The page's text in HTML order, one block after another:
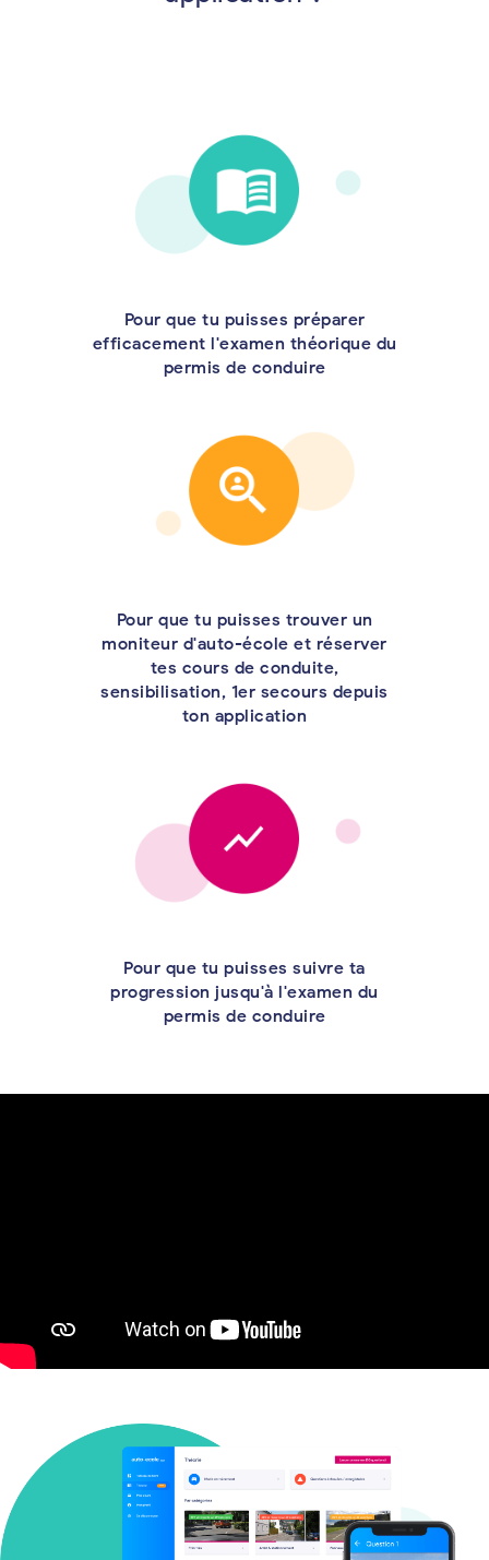
Pour que tu puisses préparer
efficacement l'examen théorique du
permis de conduire
Pour que tu puisses trouver un
moniteur d'auto-école et réserver
tes cours de conduite,
sensibilisation, 1er secours depuis
ton application
Pour que tu puisses suivre ta
progression jusqu'à l'examen du
permis de conduire